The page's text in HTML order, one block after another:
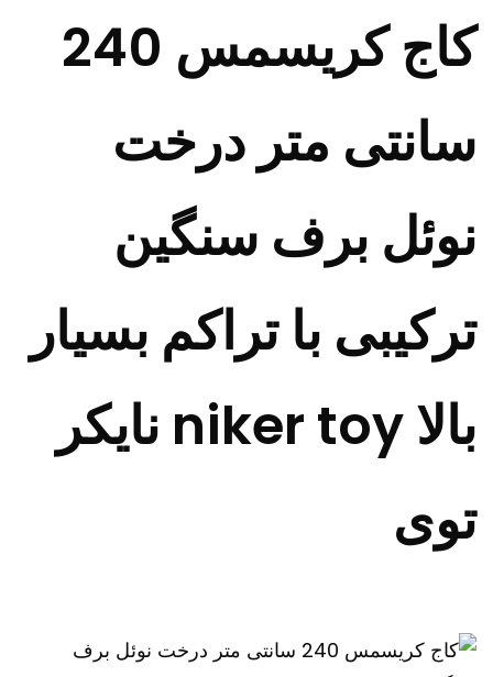
کاج کریسمس 240
سانتی متر درخت
نوئل برف سنگین
ترکیبی با تراکم بسیار
بالا niker toy نایکر
توی